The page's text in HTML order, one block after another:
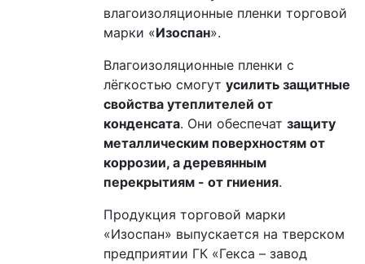
влагоизоляционные пленки торговой
марки «Изоспан».
Влагоизоляционные пленки с
лёгкостью смогут усилить защитные
свойства утеплителей от
конденсата. Они обеспечат защиту
металлическим поверхностям от
коррозии, а деревянным
перекрытиям - от гниения.
Продукция торговой марки
«Изоспан» выпускается на тверском
предприятии ГК «Гекса – завод